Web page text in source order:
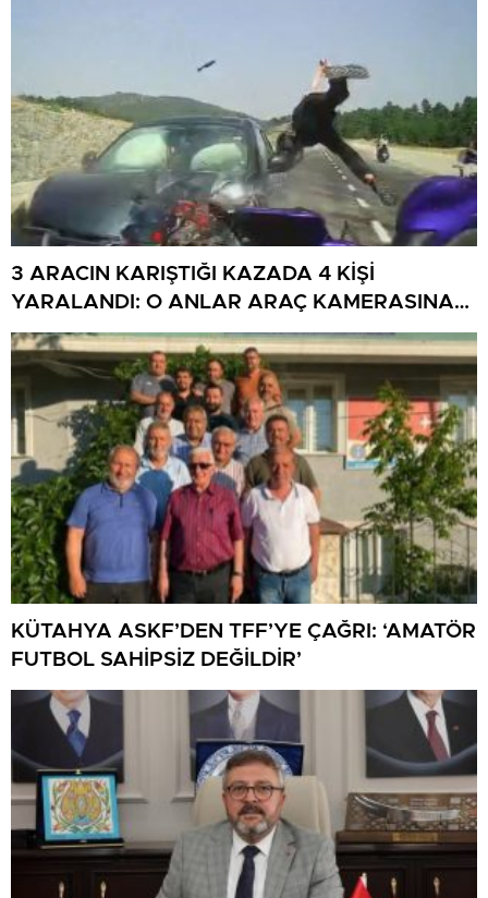
3 ARACIN KARIŞTIĞI KAZADA 4 KİŞİ
YARALANDI: O ANLAR ARAÇ KAMERASINA
YANSIDI
KÜTAHYA ASKF’DEN TFF’YE ÇAĞRI: ‘AMATÖR
FUTBOL SAHİPSİZ DEĞİLDİR’